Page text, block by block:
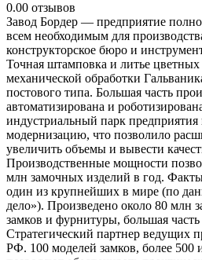
0.00 отзывов
Завод Бордер — предприятие
всем необходимым для
конструкторское бюро и
Точная штамповка и литье
механической обработки
постового типа. Большая часть
автоматизирована и
индустриальный парк
модернизацию, что позволило
увеличить объемы и вывести
Производственные мощности
млн замочных изделий в год.
один из крупнейших в мире (по
дело»). Произведено около 80 млн
замков и фурнитуры, большая часть
Стратегический партнер ведущих
РФ. 100 моделей замков, более 500